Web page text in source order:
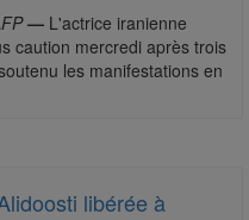
— L'actrice iranienne
caution mercredi après trois
les manifestations en
libérée à